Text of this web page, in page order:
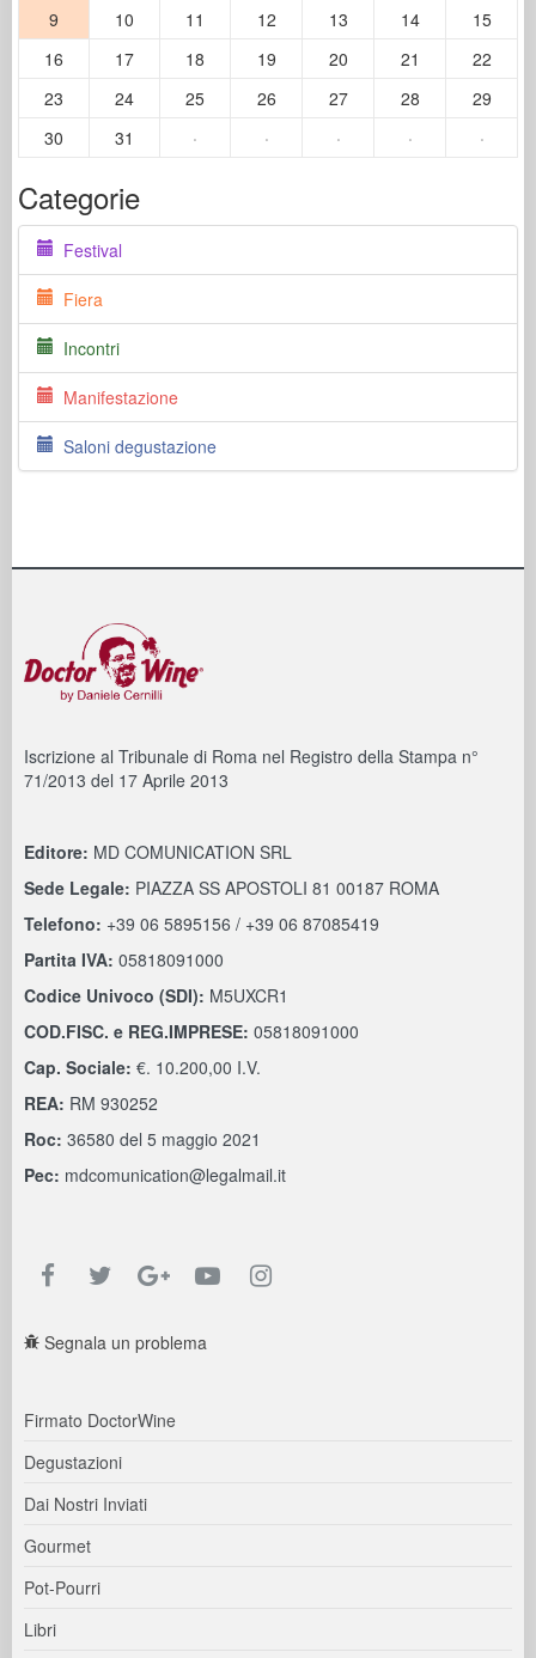
9 10 11 12 13 14
15
16
17 18 19 20 21
22
23
24 25 26 27 28
29
30
31 · · · · ·
Categorie
Festival
Fiera
Incontri
Manifestazione
Saloni degustazione
Iscrizione al Tribunale di Roma nel Registro della Stampa n°
71/2013 del 17 Aprile 2013
Editore: MD COMUNICATION SRL
Sede Legale: PIAZZA SS APOSTOLI 81 00187 ROMA
Telefono: +39 06 5895156 / +39 06 87085419
Partita IVA: 05818091000
Codice Univoco (SDI): M5UXCR1
COD.FISC. e REG.IMPRESE: 05818091000
Cap. Sociale: €. 10.200,00 I.V.
REA: RM 930252
Roc: 36580 del 5 maggio 2021
Pec: mdcomunication@legalmail.it
Segnala un problema
Firmato DoctorWine
Degustazioni
Dai Nostri Inviati
Gourmet
Pot-Pourri
Libri